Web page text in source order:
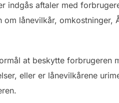
aftaler med
lånevilkår, omkostninger,
at beskytte forbrugeren
eller er lånevilkårene